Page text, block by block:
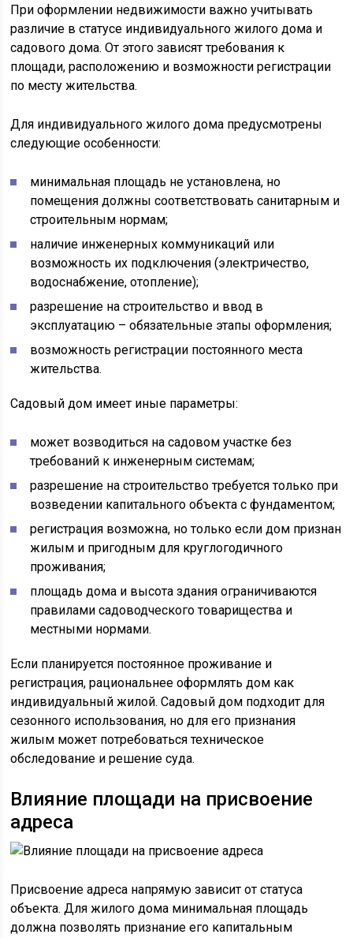
При оформлении недвижимости важно учитывать
различие в статусе индивидуального жилого дома и
садового дома. От этого зависят требования к
площади, расположению и возможности регистрации
по месту жительства.
Для индивидуального жилого дома предусмотрены
следующие особенности:
минимальная площадь не установлена, но
помещения должны соответствовать санитарным и
строительным нормам;
наличие инженерных коммуникаций или
возможность их подключения (электричество,
водоснабжение, отопление);
разрешение на строительство и ввод в
эксплуатацию – обязательные этапы оформления;
возможность регистрации постоянного места
жительства.
Садовый дом имеет иные параметры:
может возводиться на садовом участке без
требований к инженерным системам;
разрешение на строительство требуется только при
возведении капитального объекта с фундаментом;
регистрация возможна, но только если дом признан
жилым и пригодным для круглогодичного
проживания;
площадь дома и высота здания ограничиваются
правилами садоводческого товарищества и
местными нормами.
Если планируется постоянное проживание и
регистрация, рациональнее оформлять дом как
индивидуальный жилой. Садовый дом подходит для
сезонного использования, но для его признания
жилым может потребоваться техническое
обследование и решение суда.
Влияние площади на присвоение
адреса
Присвоение адреса напрямую зависит от статуса
объекта. Для жилого дома минимальная площадь
должна позволять признание его капитальным